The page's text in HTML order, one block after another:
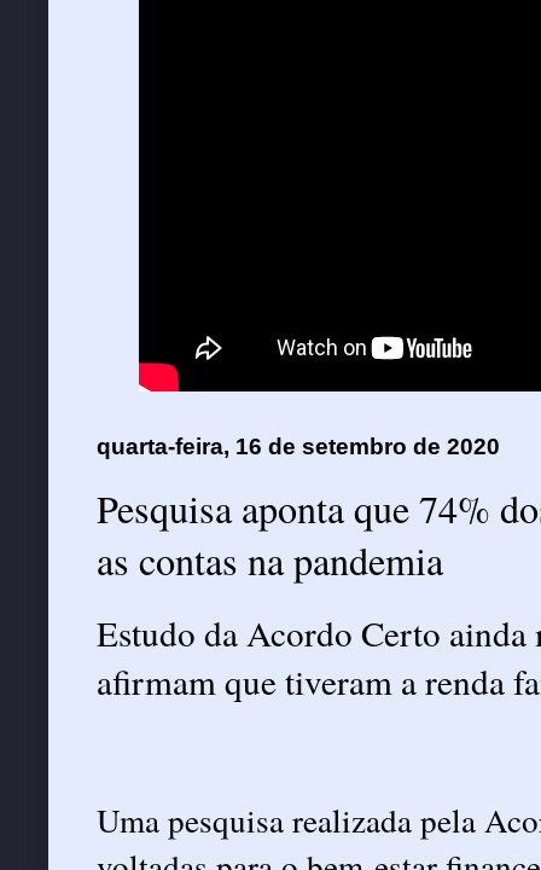
quarta-feira, 16 de setembro de 2020
Pesquisa aponta que 74%
as contas na pandemia
Estudo da Acordo Certo
afirmam que tiveram a renda
Uma pesquisa realizada pela